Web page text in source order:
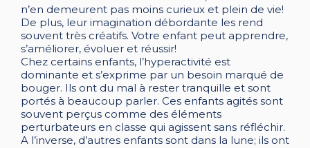
n’en demeurent pas moins curieux et plein de vie!
De plus, leur imagination débordante les rend
souvent très créatifs. Votre enfant peut apprendre,
s’améliorer, évoluer et réussir!
Chez certains enfants, l’hyperactivité est
dominante et s’exprime par un besoin marqué de
bouger. Ils ont du mal à rester tranquille et sont
portés à beaucoup parler. Ces enfants agités sont
souvent perçus comme des éléments
perturbateurs en classe qui agissent sans réfléchir.
A l’inverse, d’autres enfants sont dans la lune; ils ont